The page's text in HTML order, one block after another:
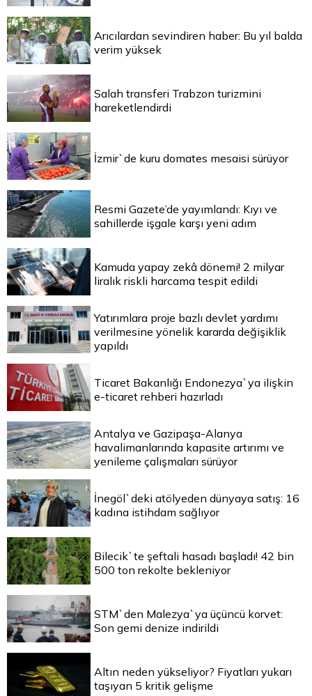
Arıcılardan sevindiren haber: Bu yıl balda
verim yüksek
Salah transferi Trabzon turizmini
hareketlendirdi
İzmir`de kuru domates mesaisi sürüyor
Resmi Gazete’de yayımlandı: Kıyı ve
sahillerde işgale karşı yeni adım
Kamuda yapay zekâ dönemi! 2 milyar
liralık riskli harcama tespit edildi
Yatırımlara proje bazlı devlet yardımı
verilmesine yönelik kararda değişiklik
yapıldı
Ticaret Bakanlığı Endonezya`ya ilişkin
e-ticaret rehberi hazırladı
Antalya ve Gazipaşa-Alanya
havalimanlarında kapasite artırımı ve
yenileme çalışmaları sürüyor
İnegöl`deki atölyeden dünyaya satış: 16
kadına istihdam sağlıyor
Bilecik`te şeftali hasadı başladı! 42 bin
500 ton rekolte bekleniyor
STM`den Malezya`ya üçüncü korvet:
Son gemi denize indirildi
Altın neden yükseliyor? Fiyatları yukarı
taşıyan 5 kritik gelişme